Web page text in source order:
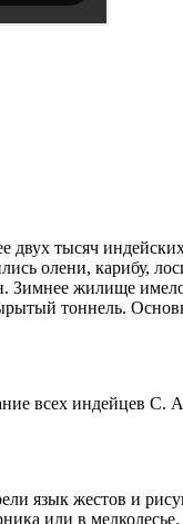
тысяч
олени, карибу,
Зимнее жилище
тоннель.
всех индейцев
язык жестов и
или в мелколесье.